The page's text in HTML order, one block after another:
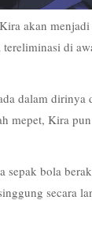
akan
di
dalam dirinya
mepet, Kira
bola
secara